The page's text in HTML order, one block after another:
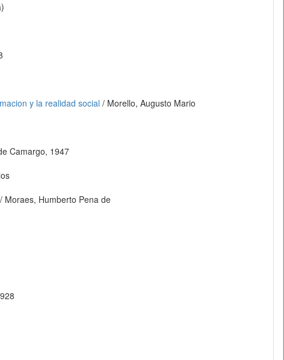
y la realidad social / Morello, Augusto Mario
Camargo, 1947
/ Moraes, Humberto Pena de